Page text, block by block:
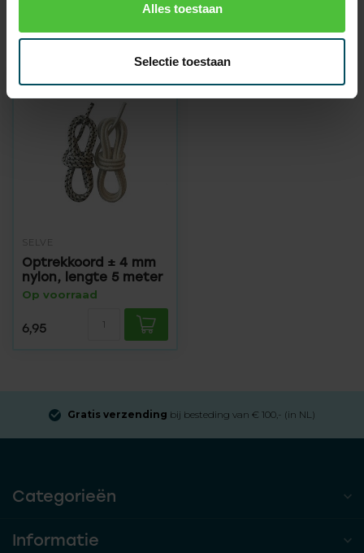
Alles toestaan
Selectie toestaan
Recent bekeken
SELVE
Optrekkoord ± 4 mm
nylon, lengte 5 meter
Op voorraad
6,95
Gratis verzending bij besteding van € 100,- (in NL)
Categorieën
Informatie